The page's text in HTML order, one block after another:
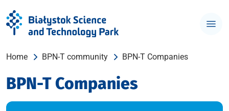
Home BPN-T community BPN-T Companies
BPN-T Companies